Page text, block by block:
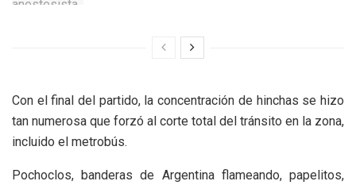
Con el final del partido, la concentración de hinchas se hizo
tan numerosa que forzó al corte total del tránsito en la zona,
incluido el metrobús.
Pochoclos, banderas de Argentina flameando, papelitos,